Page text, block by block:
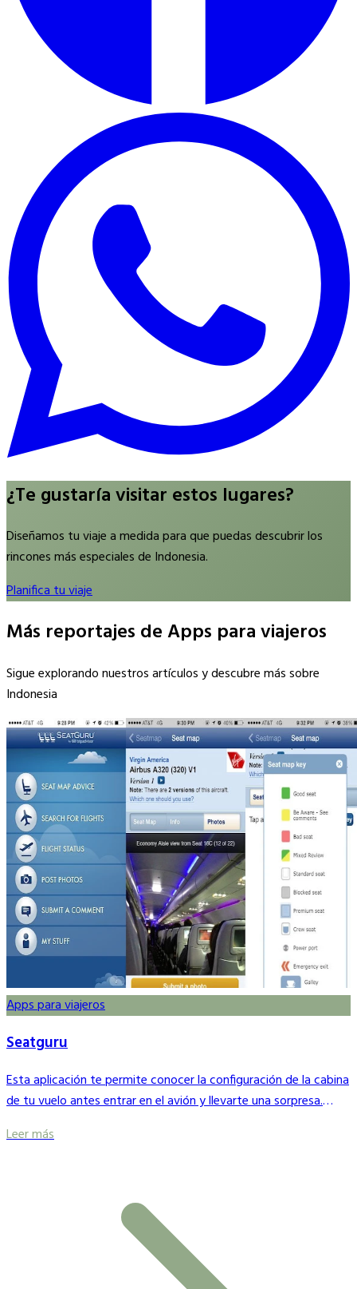
¿Te gustaría visitar estos lugares?
Diseñamos tu viaje a medida para que puedas descubrir los
rincones más especiales de Indonesia.
Planifica tu viaje
Más reportajes de Apps para viajeros
Sigue explorando nuestros artículos y descubre más sobre
Indonesia
Apps para viajeros
Seatguru
Esta aplicación te permite conocer la configuración de la cabina
de tu vuelo antes entrar en el avión y llevarte una sorpresa.
en un plano interactivo.
Leer más